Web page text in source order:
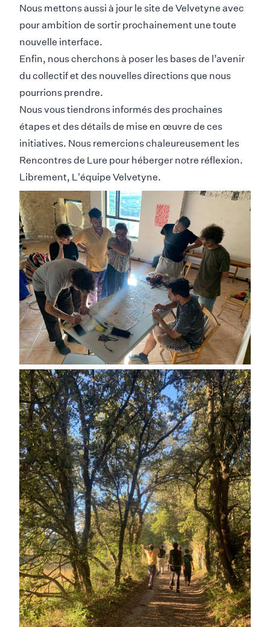
Nous mettons aussi à jour le site de Velvetyne avec
pour ambition de sortir prochainement une toute
nouvelle interface.
Enfin, nous cherchons à poser les bases de l’avenir
du collectif et des nouvelles directions que nous
pourrions prendre.
Nous vous tiendrons informés des prochaines
étapes et des détails de mise en œuvre de ces
initiatives. Nous remercions chaleureusement les
Rencontres de Lure pour héberger notre réflexion.
Librement, L'équipe Velvetyne.